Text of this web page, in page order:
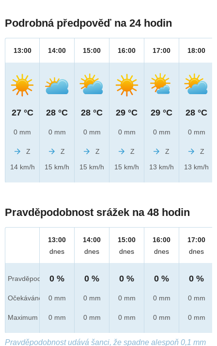
Podrobná předpověď na 24 hodin
13:00
27 °C
0 mm
Z
14 km/h
14:00
28 °C
0 mm
Z
15 km/h
15:00
28 °C
0 mm
Z
15 km/h
16:00
29 °C
0 mm
Z
15 km/h
17:00
29 °C
0 mm
Z
13 km/h
18:00
28 °C
0 mm
Z
13 km/h
Pravděpodobnost srážek na 48 hodin
Pravděpod.
Očekáváno
Maximum
13:00
dnes
0 %
0 mm
0 mm
14:00
dnes
0 %
0 mm
0 mm
15:00
dnes
0 %
0 mm
0 mm
16:00
dnes
0 %
0 mm
0 mm
17:00
dnes
0 %
0 mm
0 mm
Pravděpodobnost udává šanci, že spadne alespoň 0,1 mm